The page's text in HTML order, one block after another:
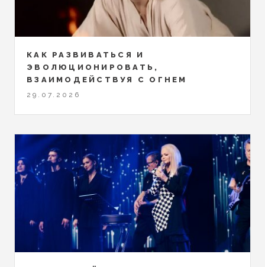
КАК РАЗВИВАТЬСЯ И
ЭВОЛЮЦИОНИРОВАТЬ,
ВЗАИМОДЕЙСТВУЯ С ОГНЕМ
29.07.2026